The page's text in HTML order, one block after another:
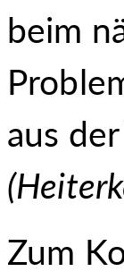
beim
aus
(
Zum